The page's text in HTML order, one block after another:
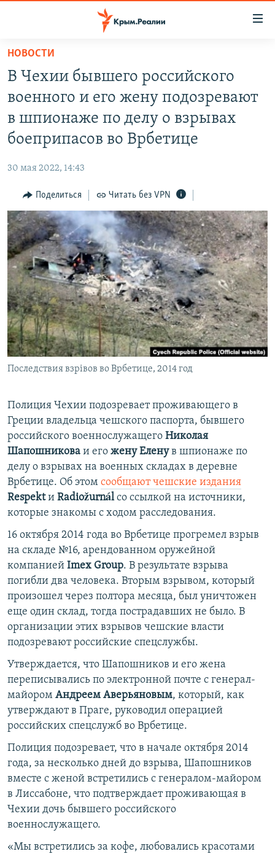
Вернуться
основному
содержанию
главной
Вернутся
поиску
КАРТА ВОЕННЫХ ОБЪЕКТОВ КРЫМА
ИСТОРИЯ
ИНФОГРАФИКА
ТЕЛЕПРОЕКТ КРЫМ.РЕАЛИИ
СОВЕТЫ ПРАВОЗАЩИТНИКОВ
ПРОПАВШИЕ БЕЗ ВЕСТИ
ПОБЕДИТЕЛЕЙ НЕ СУДЯТ?
КРЫМ.НЕПОКОРЕННЫЙ
ELIFBE
УКРАИНСКАЯ ПРОБЛЕМА КРЫМА
РАДІО СВОБОДА
КАК ОБОЙТИ БЛОКИРОВКУ
Українською
Qırımtatar
ПРИСОЕДИНЯЙТЕСЬ!
Все сайты RFE/RL
НОВОСТИ
В Чехии бывшего российского
военного и его жену подозревают
в шпионаже по делу о взрывах
боеприпасов во Врбетице
30 мая 2022, 14:43
Поделиться Читать без VPN
Последствия взрівов во Врбетице, 2014 год
Полиция Чехии подозревает проживающего в
Греции владельца чешского паспорта, бывшего
российского военнослужащего Николая
Шапошникова и его жену Еленув шпионаже по
делу о взрывах на военных складах в деревне
Врбетице. Об этом сообщают чешские издания
Respektи Radiožurnálсо ссылкой на источники,
которые знакомы с ходом расследования.
16 октября 2014 года во Врбетице прогремел взрыв
на складе №16, арендованном оружейной
компанией Imex Group. В результате взрыва
погибли два человека. Вторым взрывом, который
произошел через полтора месяца, был уничтожен
еще один склад, тогда пострадавших не было. В
организации этих взрывов чешские власти
подозревают российские спецслужбы.
Утверждается, что Шапошников и его жена
переписывались по электронной почте с генерал-
майором Андреем Аверьяновым, который, как
утверждают в Праге, руководил операцией
российских спецслужб во Врбетице.
Полиция подозревает, что в начале октября 2014
года, за несколько дней до взрыва, Шапошников
вместе с женой встретились с генералом-майором
в Лиссабоне, что подтверждает проживающая в
Чехии дочь бывшего российского
военнослужащего.
«Мы встретились за кофе, любовались красотами